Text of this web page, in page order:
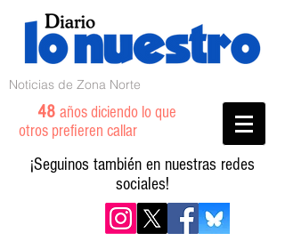
Noticias de Zona Norte
48 años diciendo lo que
otros prefieren callar
¡Seguinos también en nuestras redes
sociales!